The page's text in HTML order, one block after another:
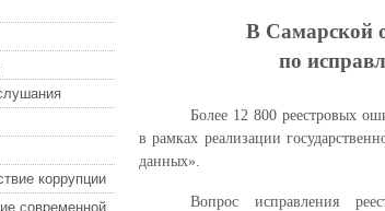
коррупции
современной
В Самарской
по
Более 12 800 реестровых
в рамках реализации
данных».
Вопрос исправления